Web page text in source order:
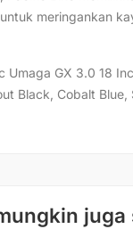
meringankan
Umaga GX 3.0 18
Black, Cobalt Blue,
juga